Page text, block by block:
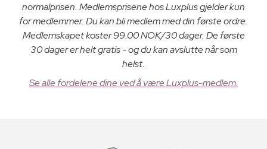
normalprisen. Medlemsprisene hos Luxplus gjelder kun
for medlemmer. Du kan bli medlem med din første ordre.
Medlemskapet koster 99.00 NOK/30 dager. De første
30 dager er helt gratis - og du kan avslutte når som
helst.
Se alle fordelene dine ved å være Luxplus-medlem.